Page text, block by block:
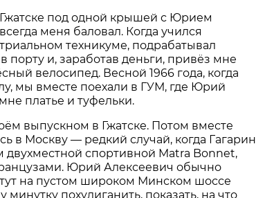
под одной крышей с Юрием
меня баловал. Когда учился
техникуме, подрабатывал
порту и, заработав деньги, привёз мне
велосипед. Весной 1966 года, когда
мы вместе поехали в ГУМ, где Юрий
платье и туфельки.
выпускном в Гжатске. Потом вместе
в Москву — редкий случай, когда Гагарин
двухместной спортивной Matra Bonnet,
Юрий Алексеевич обычно
тут на пустом широком Минском шоссе
минутку похулиганить, показать, на что